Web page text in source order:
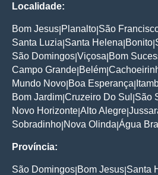
Localidade:
Bom Jesus Planalto São
Santa Luzia Santa Helena Bonito
São Domingos Viçosa Bom
Campo Grande Belém
Mundo Novo Boa Esperança
Bom Jardim Cruzeiro Do Sul São
Novo Horizonte Alto Alegre
Sobradinho Nova Olinda Água
Província:
São Domingos Bom Jesus Santa